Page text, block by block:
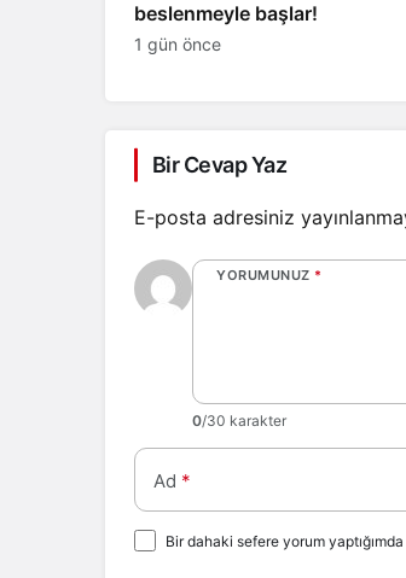
beslenmeyle başlar!
1 gün önce
Bir Cevap Yaz
E-posta adresiniz
YORUMUNUZ *
0/30 karakter
Ad *
Bir dahaki sefere yorum